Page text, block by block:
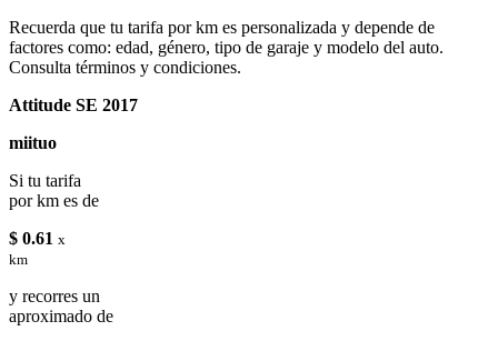
Recuerda que tu tarifa por km es personalizada y depende de
factores como: edad, género, tipo de garaje y modelo del auto.
Consulta términos y condiciones.
Attitude SE 2017
miituo
Si tu tarifa
por km es de
$ 0.61 x
km
y recorres un
aproximado de